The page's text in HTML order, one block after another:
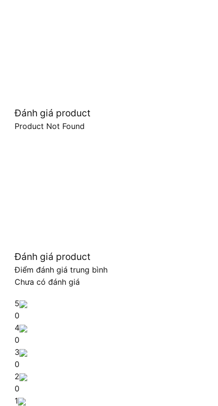
Đánh giá product
Product Not Found
Đánh giá product
Điểm đánh giá trung bình
Chưa có đánh giá
5
0
4
0
3
0
2
0
1